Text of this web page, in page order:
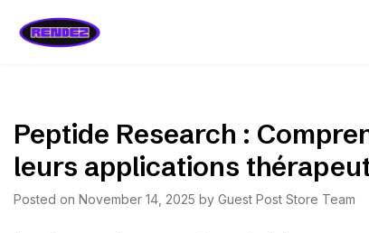
Peptide Research :
leurs applications
Posted on November 14, 2025 by Guest Post Store Team